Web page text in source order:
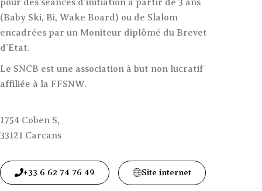
pour des séances d’initiation à partir de 3 ans
(Baby Ski, Bi, Wake Board) ou de Slalom
encadrées par un Moniteur diplômé du Brevet
d’Etat.
Le SNCB est une association à but non lucratif
affiliée à la FFSNW.
1754 Coben S,
33121 Carcans
+33 6 62 74 76 49 Site internet